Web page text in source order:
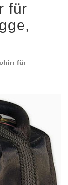
für
für